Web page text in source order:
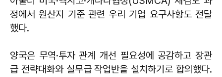
정에서 원산지 기준 관련 우리 기업 요구사항도 전달
했다.
양국은 무역·투자 관계 개선 필요성에 공감하고 장관
급 전략대화와 실무급 작업반을 설치하기로 합의했다.